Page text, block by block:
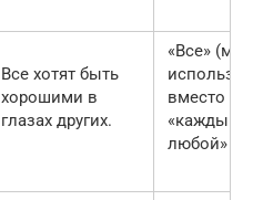
Все хотят быть
хорошими в
глазах других.
«Все»
вместо
«каждый,
любой»